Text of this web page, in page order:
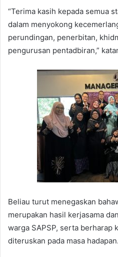
“Terima kasih kepada semua
dalam menyokong
perundingan, penerbitan,
pengurusan pentadbiran,”
Beliau turut menegaskan
merupakan hasil kerjasama
warga SAPSP, serta berharap
diteruskan pada masa hadapan.